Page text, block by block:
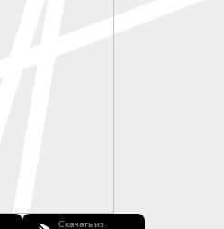
Скачать из